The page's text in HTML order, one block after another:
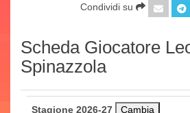
Condividi su
Scheda Giocatore
Spinazzola
Stagione 2026-27